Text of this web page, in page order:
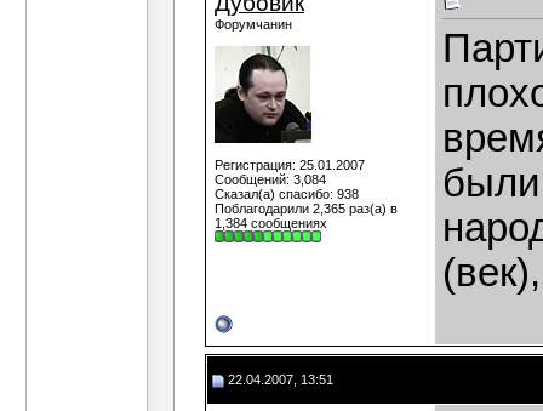
Форумчанин
Регистрация: 25.01.2007
Сообщений: 3,084
Сказал(а) спасибо: 938
Поблагодарили 2,365 раз(а) в
1,384 сообщениях
были
22.04.2007, 13:51